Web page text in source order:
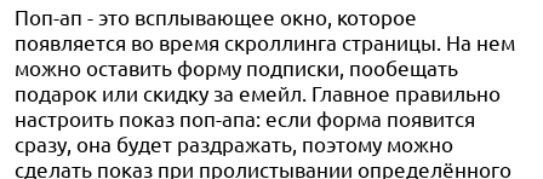
Поп-ап - это всплывающее окно, которое
появляется во время скроллинга страницы. На нем
можно оставить форму подписки, пообещать
подарок или скидку за емейл. Главное правильно
настроить показ поп-апа: если форма появится
сразу, она будет раздражать, поэтому можно
сделать показ при пролистывании определённого